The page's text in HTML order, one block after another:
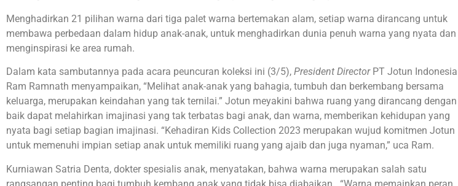
Menghadirkan 21 pilihan warna dari tiga palet warna bertemakan alam, setiap warna dirancang untuk
membawa perbedaan dalam hidup anak-anak, untuk menghadirkan dunia penuh warna yang nyata dan
menginspirasi ke area rumah.
Dalam kata sambutannya pada acara peuncuran koleksi ini (3/5), President DirectorPT Jotun Indonesia
Ram Ramnath menyampaikan, “Melihat anak-anak yang bahagia, tumbuh dan berkembang bersama
keluarga, merupakan keindahan yang tak ternilai.” Jotun meyakini bahwa ruang yang dirancang dengan
baik dapat melahirkan imajinasi yang tak terbatas bagi anak, dan warna, memberikan kehidupan yang
nyata bagi setiap bagian imajinasi. “Kehadiran Kids Collection 2023 merupakan wujud komitmen Jotun
untuk memenuhi impian setiap anak untuk memiliki ruang yang ajaib dan juga nyaman,” uca Ram.
Kurniawan Satria Denta, dokter spesialis anak, menyatakan, bahwa warna merupakan salah satu
rangsangan penting bagi tumbuh kembang anak yang tidak bisa diabaikan. “Warna memainkan peran